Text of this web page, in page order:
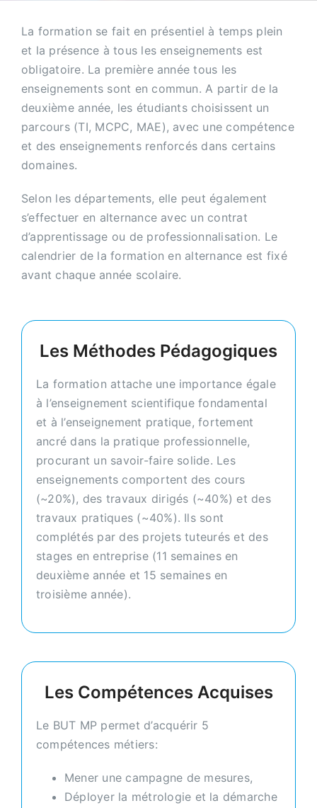
La formation se fait en présentiel à temps plein
et la présence à tous les enseignements est
obligatoire. La première année tous les
enseignements sont en commun. A partir de la
deuxième année, les étudiants choisissent un
parcours (TI, MCPC, MAE), avec une compétence
et des enseignements renforcés dans certains
domaines.
Selon les départements, elle peut également
s’effectuer en alternance avec un contrat
d’apprentissage ou de professionnalisation. Le
calendrier de la formation en alternance est fixé
avant chaque année scolaire.
Les Méthodes Pédagogiques
La formation attache une importance égale
à l’enseignement scientifique fondamental
et à l’enseignement pratique, fortement
ancré dans la pratique professionnelle,
procurant un savoir-faire solide. Les
enseignements comportent des cours
(~20%), des travaux dirigés (~40%) et des
travaux pratiques (~40%). Ils sont
complétés par des projets tuteurés et des
stages en entreprise (11 semaines en
deuxième année et 15 semaines en
troisième année).
Les Compétences Acquises
Le BUT MP permet d’acquérir 5
compétences métiers:
Mener une campagne de mesures,
Déployer la métrologie et la démarche